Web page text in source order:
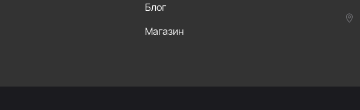
Блог
Магазин